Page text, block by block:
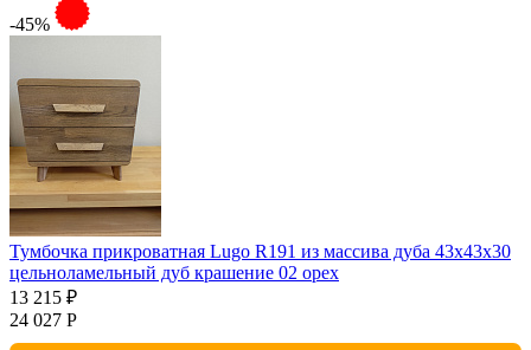
-45%
Тумбочка прикроватная Lugo R191 из массива дуба 43х43х30
цельноламельный дуб крашение 02 орех
13 215 ₽
24 027 Р